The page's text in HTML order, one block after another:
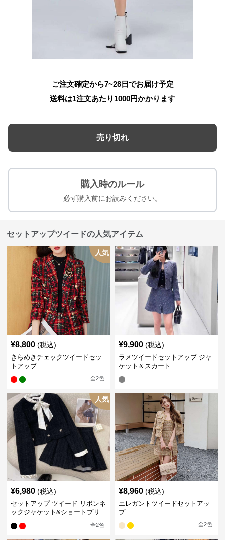
ご注文確定から7~28日でお届け予定
送料は1注文あたり 1000円かかります
売り切れ
購入時のルール
必ず購入前にお読みください。
セットアップツイードの人気アイテム
人気
¥8,800 (税込)
きらめきチェックツイードセッ
トアップ
全2色
¥9,900 (税込)
ラメツイードセットアップ ジャ
ケット＆スカート
人気
¥6,980 (税込)
セットアップ ツイード リボンネ
ックジャケット&ショートプリ
全2色
¥8,960 (税込)
エレガントツイードセットアッ
プ
全2色